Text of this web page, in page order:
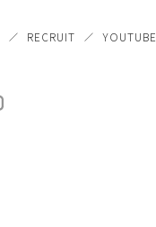
RECRUIT YOUTUBE